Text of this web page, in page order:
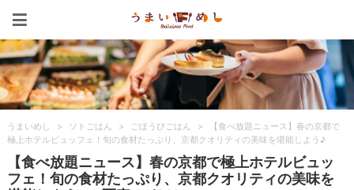
うまいめし > ソトごはん > ごほうびごはん >
【食べ放題ニュース】春の京都で
極上ホテルビュッフェ！旬の食材たっぷり、京都クオリティの美味を堪能しよう♪
【食べ放題ニュース】春の京都で極上ホテルビュッ
フェ！旬の食材たっぷり、京都クオリティの美味を